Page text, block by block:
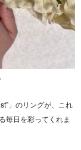
」のリングが、これ
毎日を彩ってくれま